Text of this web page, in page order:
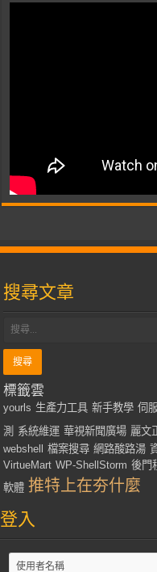
搜尋文章
標籤雲
yourls 生產力工具 新手教學 伺
測 系統維運 華視新聞廣場 麗文
webshell
檔案搜尋 網路酸路湯
VirtueMart WP-ShellStorm 後門
軟體 推特上在夯什麼
登入